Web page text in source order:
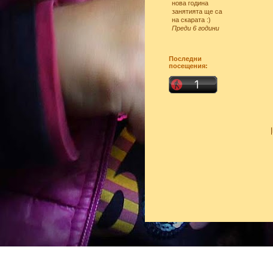
нова година
занятията ще са
на скарата :)
Преди 6 години
Последни
посещения: